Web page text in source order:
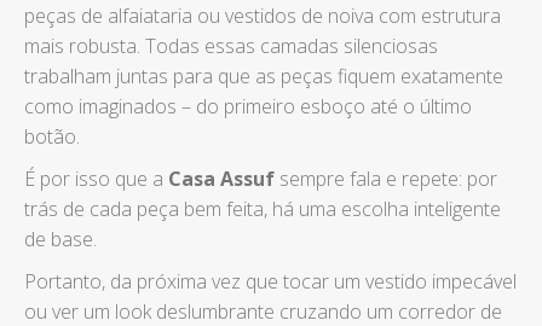
peças de alfaiataria ou vestidos de noiva com estrutura
mais robusta. Todas essas camadas silenciosas
trabalham juntas para que as peças fiquem exatamente
como imaginados – do primeiro esboço até o último
botão.
É por isso que a Casa Assuf sempre fala e repete: por
trás de cada peça bem feita, há uma escolha inteligente
de base.
Portanto, da próxima vez que tocar um vestido impecável
ou ver um look deslumbrante cruzando um corredor de